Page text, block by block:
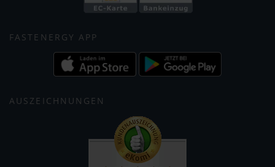
FASTENERGY APP
AUSZEICHNUNGEN